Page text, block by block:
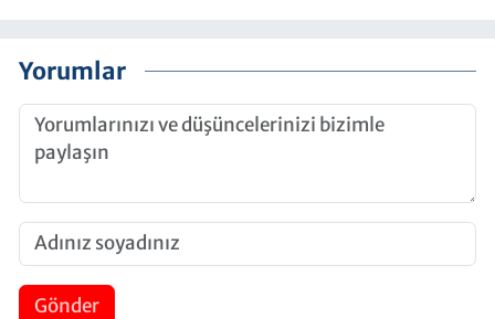
Yorumlar
Gönder